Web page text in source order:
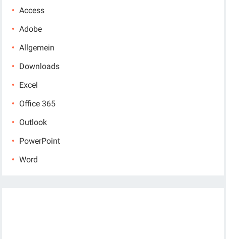
Access
Adobe
Allgemein
Downloads
Excel
Office 365
Outlook
PowerPoint
Word